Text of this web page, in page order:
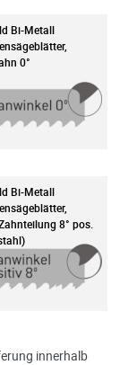
Bi-Metall
0°
Bi-Metall
8° pos.
innerhalb